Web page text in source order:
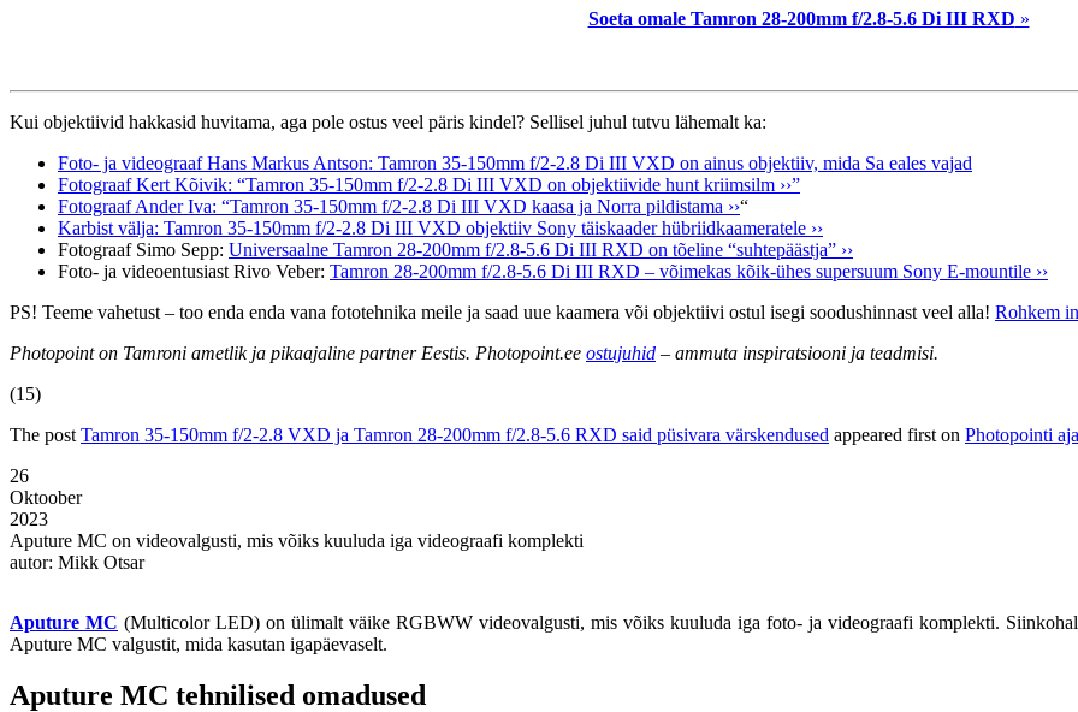
Soeta omale Tamron 28-200mm f/2.8-5.6 Di III RXD »
Kui objektiivid hakkasid huvitama, aga pole ostus veel päris kindel? Sellisel juhul tutvu lähemalt ka:
Foto- ja videograaf Hans Markus Antson: Tamron 35-150mm f/2-2.8 Di III VXD on ainus objektiiv, mida Sa eales vajad
Fotograaf Kert Kõivik: “Tamron 35-150mm f/2-2.8 Di III VXD on objektiivide hunt kriimsilm ››”
Fotograaf Ander Iva: “Tamron 35-150mm f/2-2.8 Di III VXD kaasa ja Norra pildistama ››“
Karbist välja: Tamron 35-150mm f/2-2.8 Di III VXD objektiiv Sony täiskaader hübriidkaameratele ››
Fotograaf Simo Sepp: Universaalne Tamron 28-200mm f/2.8-5.6 Di III RXD on tõeline “suhtepäästja” ››
Foto- ja videoentusiast Rivo Veber: Tamron 28-200mm f/2.8-5.6 Di III RXD – võimekas kõik-ühes supersuum Sony E-mountile ››
PS! Teeme vahetust – too enda enda vana fototehnika meile ja saad uue kaamera või objektiivi ostul isegi soodushinnast veel alla! Rohkem
Photopoint on Tamroni ametlik ja pikaajaline partner Eestis. Photopoint.ee ostujuhid – ammuta inspiratsiooni ja teadmisi.
(15)
The post Tamron 35-150mm f/2-2.8 VXD ja Tamron 28-200mm f/2.8-5.6 RXD said püsivara värskendused appeared first on Photopointi
26
Oktoober
2023
Aputure MC on videovalgusti, mis võiks kuuluda iga videograafi komplekti
autor: Mikk Otsar
Aputure MC (Multicolor LED) on ülimalt väike RGBWW videovalgusti, mis võiks kuuluda iga foto- ja videograafi komplekti.
Aputure MC valgustit, mida kasutan igapäevaselt.
Aputure MC tehnilised omadused